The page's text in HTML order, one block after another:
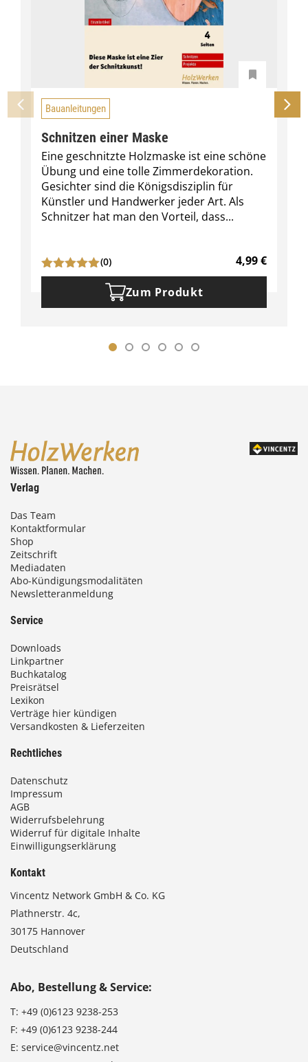
Bauanleitungen
Schnitzen einer Maske
Eine geschnitzte Holzmaske ist eine schöne
Übung und eine tolle Zimmerdekoration.
Gesichter sind die Königsdisziplin für
Künstler und Handwerker jeder Art. Als
Schnitzer hat man den Vorteil, dass...
(0) 4,99€
Zum Produkt
Verlag
Das Team
Kontaktformular
Shop
Zeitschrift
Mediadaten
Abo-Kündigungsmodalitäten
Newsletteranmeldung
Service
Downloads
Linkpartner
Buchkatalog
Preisrätsel
Lexikon
Verträge hier kündigen
Versandkosten & Lieferzeiten
Rechtliches
Datenschutz
Impressum
AGB
Widerrufsbelehrung
Widerruf für digitale Inhalte
Einwilligungserklärung
Kontakt
Vincentz Network GmbH & Co. KG
Plathnerstr. 4c,
30175 Hannover
Deutschland
Abo, Bestellung & Service:
T: +49 (0)6123 9238-253
F: +49 (0)6123 9238-244
E: service@vincentz.net